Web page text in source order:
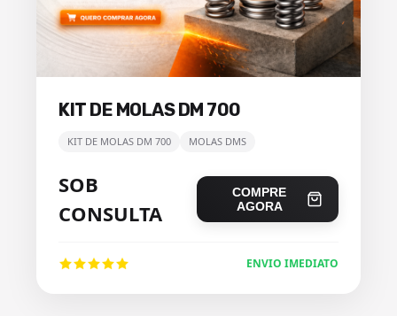
KIT DE MOLAS DM 700
KIT DE MOLAS DM 700 MOLAS DMS
SOB
CONSULTA
COMPRE
AGORA
ENVIO IMEDIATO